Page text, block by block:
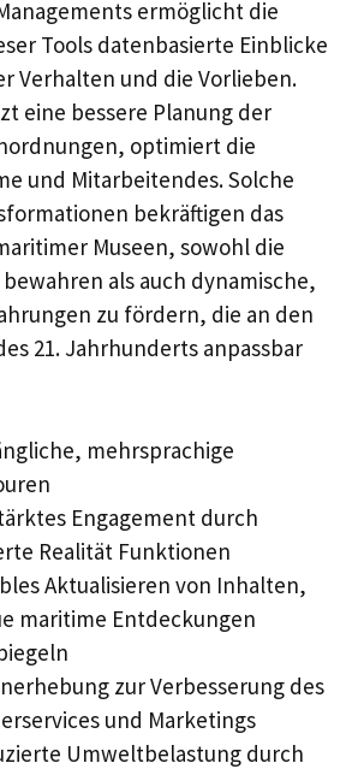
ermöglicht die
Tools datenbasierte Einblicke
Verhalten und die Vorlieben.
eine bessere Planung der
optimiert die
und Mitarbeitendes. Solche
bekräftigen das
Museen, sowohl die
als auch dynamische,
zu fördern, die an den
21. Jahrhunderts anpassbar
mehrsprachige
Engagement durch
Realität Funktionen
Aktualisieren von Inhalten,
maritime Entdeckungen
zur Verbesserung des
und Marketings
Umweltbelastung durch